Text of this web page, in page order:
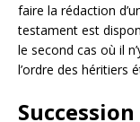
faire la rédaction
testament est
le second cas où il
l’ordre des héritiers